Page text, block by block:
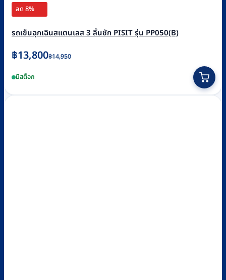
ลด 8%
รถเข็นฉุกเฉินสแตนเลส 3 ลิ้นชัก PISIT รุ่น PP050(B)
฿14,950
Original
was:
฿14,950.
฿13,800
Current
is:
฿13,800.
มีสต็อก